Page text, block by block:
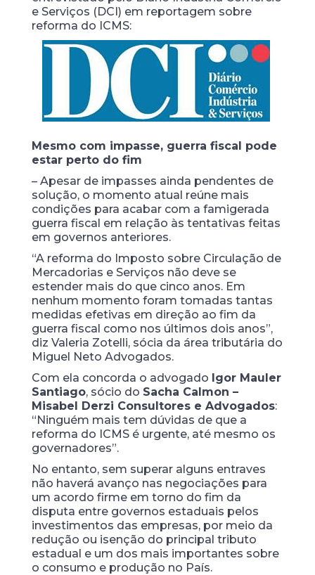
e Serviços (DCI) em reportagem sobre
reforma do ICMS:
Mesmo com impasse, guerra fiscal pode
estar perto do fim
– Apesar de impasses ainda pendentes de
solução, o momento atual reúne mais
condições para acabar com a famigerada
guerra fiscal em relação às tentativas feitas
em governos anteriores.
“A reforma do Imposto sobre Circulação de
Mercadorias e Serviços não deve se
estender mais do que cinco anos. Em
nenhum momento foram tomadas tantas
medidas efetivas em direção ao fim da
guerra fiscal como nos últimos dois anos”,
diz Valeria Zotelli, sócia da área tributária do
Miguel Neto Advogados.
Com ela concorda o advogado Igor Mauler
Santiago, sócio do Sacha Calmon –
Misabel Derzi Consultores e Advogados:
“Ninguém mais tem dúvidas de que a
reforma do ICMS é urgente, até mesmo os
governadores”.
No entanto, sem superar alguns entraves
não haverá avanço nas negociações para
um acordo firme em torno do fim da
disputa entre governos estaduais pelos
investimentos das empresas, por meio da
redução ou isenção do principal tributo
estadual e um dos mais importantes sobre
o consumo e produção no País.